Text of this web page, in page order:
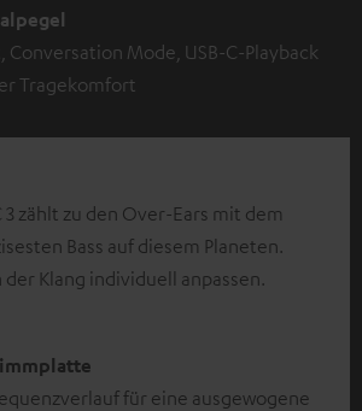
Conversation Mode, USB-C-Playback
Tragekomfort
3 zählt zu den Over-Ears mit dem
Bass auf diesem Planeten.
der Klang individuell anpassen.
für eine ausgewogene